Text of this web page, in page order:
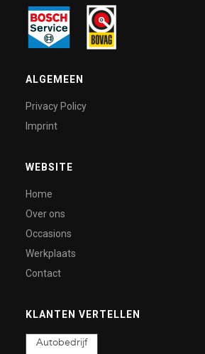
ALGEMEEN
Privacy Policy
Imprint
WEBSITE
Home
Over ons
Occasions
Werkplaats
Contact
KLANTEN VERTELLEN
Autobedrijf